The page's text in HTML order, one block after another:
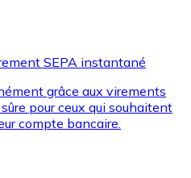
SEPA instantané
grâce aux virements
pour ceux qui souhaitent
compte bancaire.